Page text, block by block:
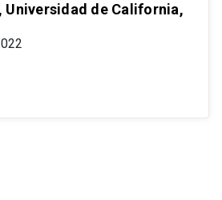
Universidad de California,